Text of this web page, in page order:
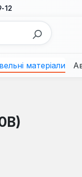
12
матеріали